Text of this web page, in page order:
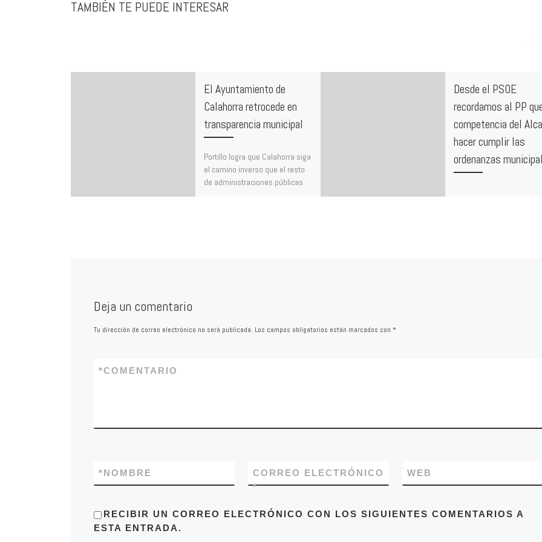
TAMBIÉN TE PUEDE INTERESAR
El Ayuntamiento de
Calahorra retrocede en
transparencia municipal
Portillo logra que Calahorra siga
el camino inverso que el resto
de administraciones públicas
Desde el PSOE
recordamos al PP
competencia del
hacer cumplir las
ordenanzas
Deja un comentario
Tu dirección de correo electrónico no será publicada. Los campos obligatorios están marcados con *
COMENTARIO
*
NOMBRE
*
CORREO ELECTRÓNICO
*
WEB
RECIBIR UN CORREO ELECTRÓNICO CON LOS SIGUIENTES COMENTARIOS A
ESTA ENTRADA.